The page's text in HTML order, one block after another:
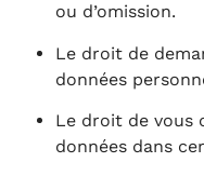
ou d’omission.
Le droit de
données
Le droit de vous
données dans